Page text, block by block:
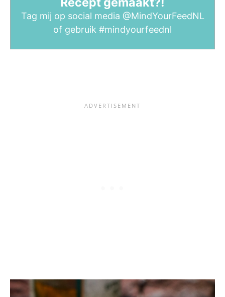
Tag mij op social media @MindYourFeedNL
of gebruik #mindyourfeednl